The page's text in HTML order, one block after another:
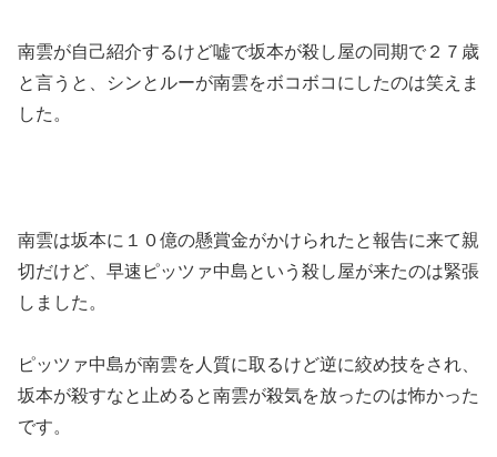
南雲が自己紹介するけど嘘で坂本が殺し屋の同期で２７歳
と言うと、シンとルーが南雲をボコボコにしたのは笑えま
した。
南雲は坂本に１０億の懸賞金がかけられたと報告に来て親
切だけど、早速ピッツァ中島という殺し屋が来たのは緊張
しました。
ピッツァ中島が南雲を人質に取るけど逆に絞め技をされ、
坂本が殺すなと止めると南雲が殺気を放ったのは怖かった
です。